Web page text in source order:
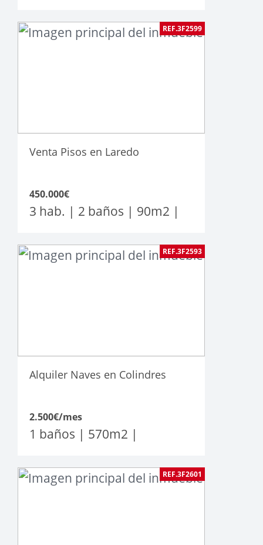
REF.3F2599
Venta Pisos en Laredo
450.000€
3 hab. | 2 baños | 90m2 |
REF.3F2593
Alquiler Naves en Colindres
2.500€/mes
1 baños | 570m2 |
REF.3F2601